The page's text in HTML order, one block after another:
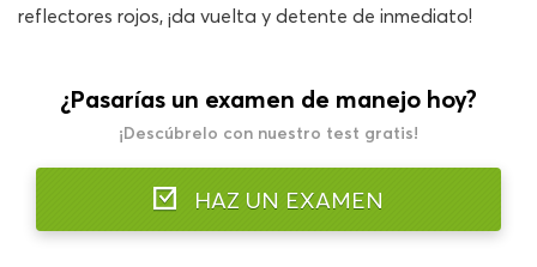
reflectores rojos, ¡da vuelta y detente de inmediato!
¿Pasarías un examen de manejo hoy?
¡Descúbrelo con nuestro test gratis!
HAZ UN EXAMEN